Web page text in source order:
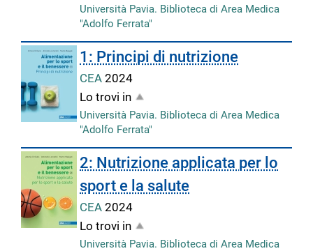
Università Pavia. Biblioteca di Area Medica
"Adolfo Ferrata"
1: Principi di nutrizione
CEA2024
Lo trovi in
Università Pavia. Biblioteca di Area Medica
"Adolfo Ferrata"
2: Nutrizione applicata per lo
sport e la salute
CEA2024
Lo trovi in
Università Pavia. Biblioteca di Area Medica